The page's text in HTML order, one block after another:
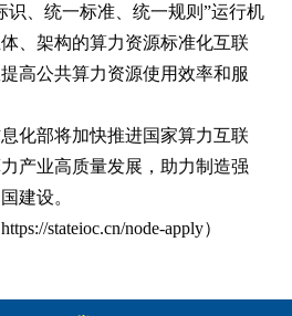
识、统一标准、统一规则”运行机
、架构的算力资源标准化互联
高公共算力资源使用效率和服
化部将加快推进国家算力互联
产业高质量发展，助力制造强
建设。
stateioc.cn/node-apply）